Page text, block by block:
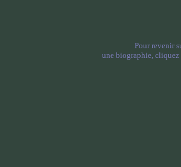
Pour revenir
une biographie,